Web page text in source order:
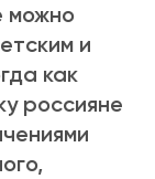
можно
и
как
россияне